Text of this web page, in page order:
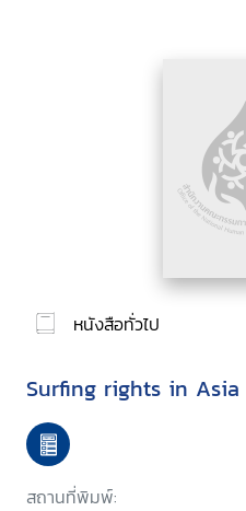
หนังสือทั่วไป
Surfing rights in Asia
สถานที่พิมพ์: